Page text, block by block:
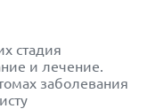
стадия
и лечение.
заболевания